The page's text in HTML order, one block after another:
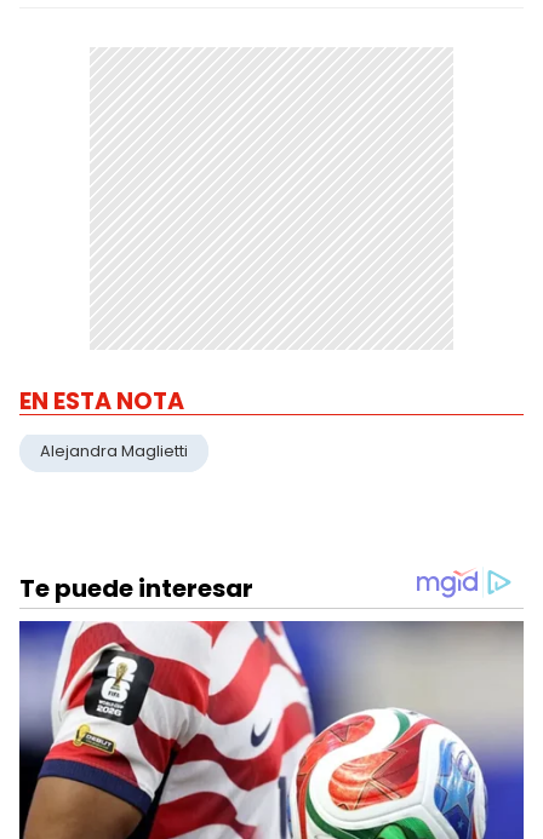
EN ESTA NOTA
Alejandra Maglietti